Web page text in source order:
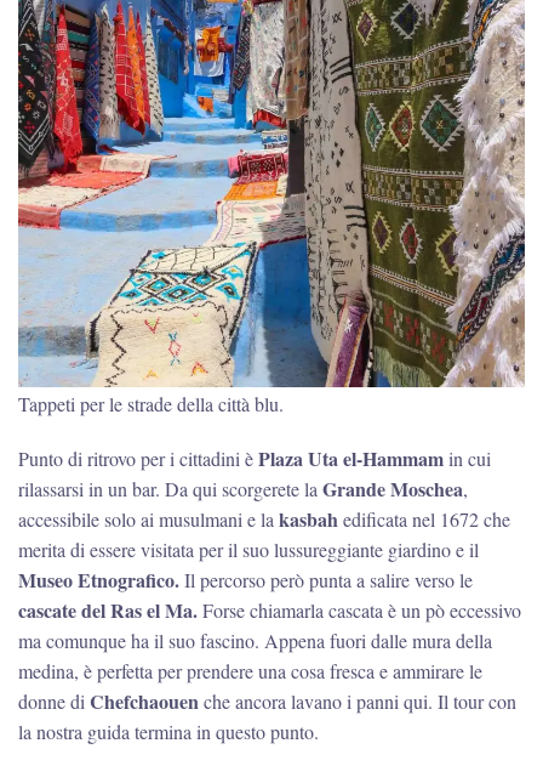
Tappeti per le strade della città blu.
Punto di ritrovo per i cittadini èPlaza Uta el-Hammamin cui
rilassarsi in un bar. Da qui scorgerete la Grande Moschea,
accessibile solo ai musulmani e la kasbahedificata nel 1672 che
merita di essere visitata per il suo lussureggiante giardino e il
Museo Etnografico.Il percorso però punta a salire verso le
cascate del Ras el Ma.Forse chiamarla cascata è un pò eccessivo
ma comunque ha il suo fascino. Appena fuori dalle mura della
medina, è perfetta per prendere una cosa fresca e ammirare le
donne di Chefchaouenche ancora lavano i panni qui. Il tour con
la nostra guida termina in questo punto.